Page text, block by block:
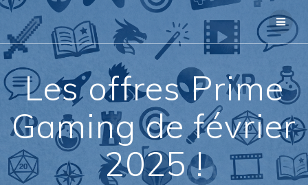
Passer
contenu
Les offres Prime
Gaming de février
2025 !